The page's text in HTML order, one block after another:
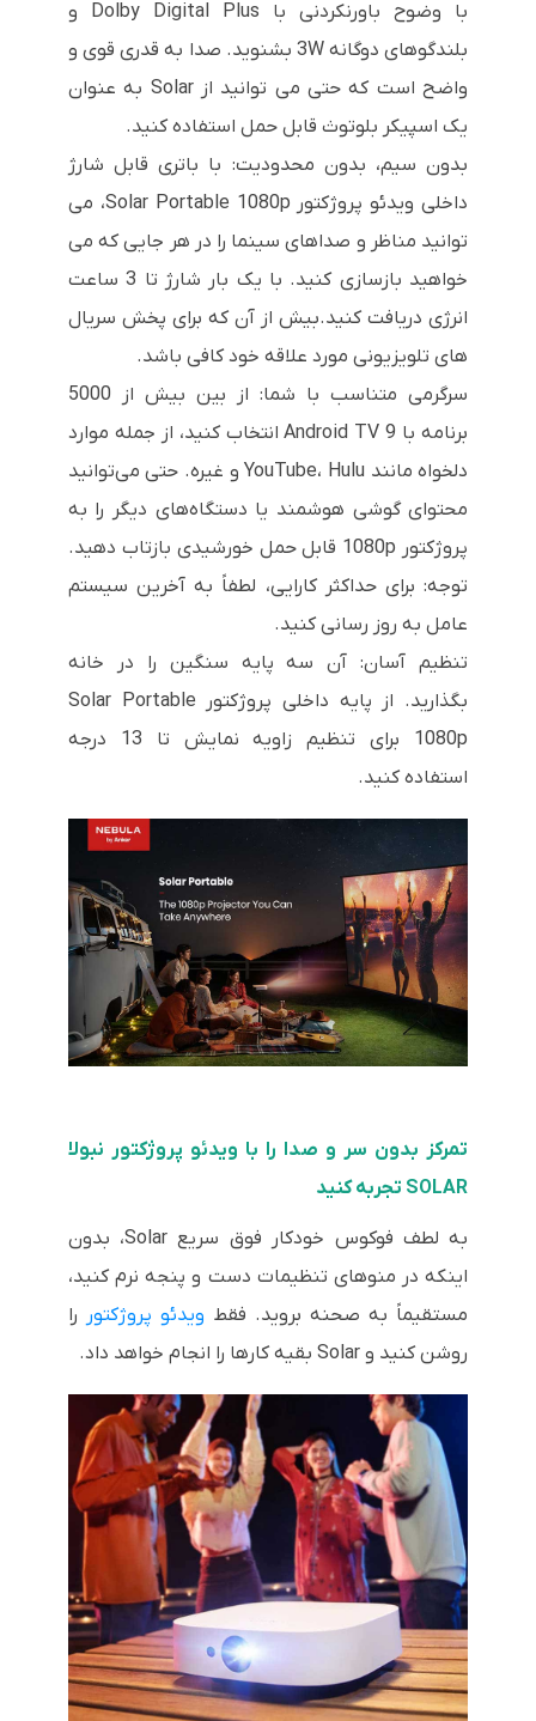
با وضوح باورنکردنی با Dolby Digital Plus و
بلندگوهای دوگانه 3W بشنوید. صدا به قدری قوی و
واضح است که حتی می توانید از Solar به عنوان
یک اسپیکر بلوتوث قابل حمل استفاده کنید.
بدون سیم، بدون محدودیت: با باتری قابل شارژ
داخلی ویدئو پروژکتور Solar Portable 1080p، می
توانید مناظر و صداهای سینما را در هر جایی که می
خواهید بازسازی کنید. با یک بار شارژ تا 3 ساعت
انرژی دریافت کنید.بیش از آن که برای پخش سریال
های تلویزیونی مورد علاقه خود کافی باشد.
سرگرمی متناسب با شما: از بین بیش از 5000
برنامه با Android TV 9 انتخاب کنید، از جمله موارد
دلخواه مانند YouTube، Hulu و غیره. حتی می‌توانید
محتوای گوشی هوشمند یا دستگاه‌های دیگر را به
پروژکتور 1080p قابل حمل خورشیدی بازتاب دهید.
توجه: برای حداکثر کارایی، لطفاً به آخرین سیستم
عامل به روز رسانی کنید.
تنظیم آسان: آن سه پایه سنگین را در خانه
بگذارید. از پایه داخلی پروژکتور Solar Portable
1080p برای تنظیم زاویه نمایش تا 13 درجه
استفاده کنید.
تمرکز بدون سر و صدا را با ویدئو پروژکتور نبولا
SOLAR تجربه کنید
به لطف فوکوس خودکار فوق سریع Solar، بدون
اینکه در منوهای تنظیمات دست و پنجه نرم کنید،
مستقیماً به صحنه بروید. فقط ویدئو پروژکتور را
روشن کنید و Solar بقیه کارها را انجام خواهد داد.